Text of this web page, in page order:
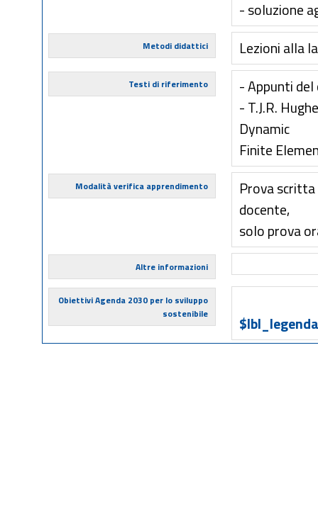
- soluzione
Metodi didattici Lezioni alla
Testi di riferimento
- Appunti
- T.J.R.
Dynamic
Finite
Modalità verifica apprendimento
Prova
docente,
solo prova
Altre informazioni
Obiettivi Agenda 2030 per lo sviluppo
sostenibile